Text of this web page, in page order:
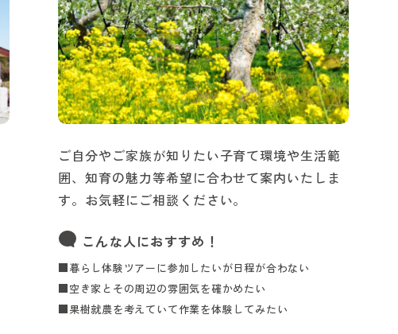
ご自分やご家族が知りたい子育て環境や生活範
囲、知育の魅力等希望に合わせて案内いたしま
す。お気軽にご相談ください。
こんな人におすすめ！
■暮らし体験ツアーに参加したいが日程が合わない
■空き家とその周辺の雰囲気を確かめたい
■果樹就農を考えていて作業を体験してみたい